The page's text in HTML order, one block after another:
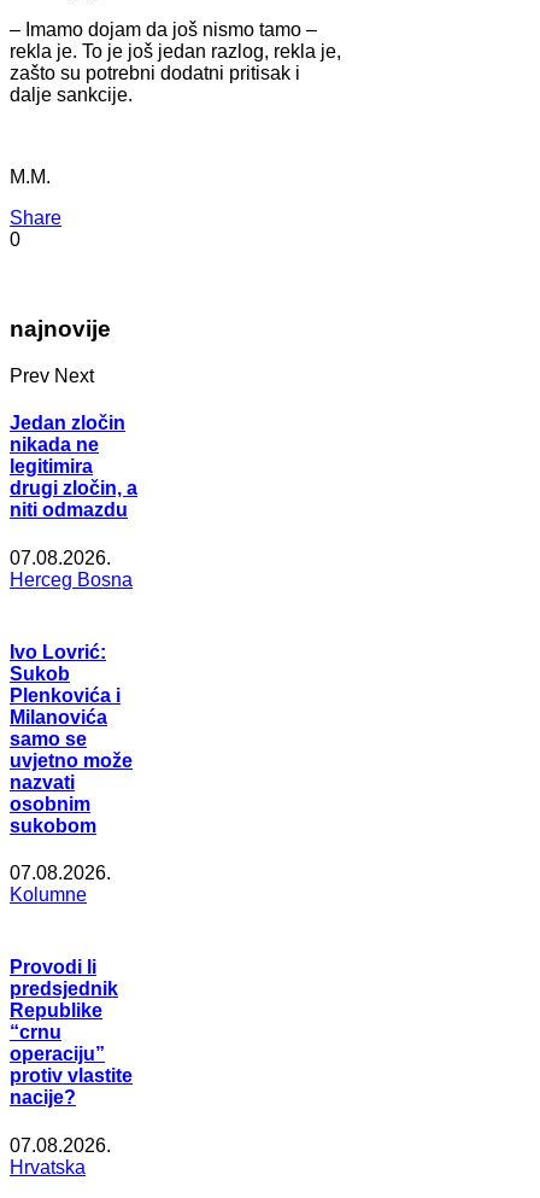
– Imamo dojam da još nismo tamo –
rekla je. To je još jedan razlog, rekla je,
zašto su potrebni dodatni pritisak i
dalje sankcije.
M.M.
Share
0
najnovije
Prev Next
Jedan zločin
nikada ne
legitimira
drugi zločin, a
niti odmazdu
07.08.2026.
Herceg Bosna
Ivo Lovrić:
Sukob
Plenkovića i
Milanovića
samo se
uvjetno može
nazvati
osobnim
sukobom
07.08.2026.
Kolumne
Provodi li
predsjednik
Republike
“crnu
operaciju”
protiv vlastite
nacije?
07.08.2026.
Hrvatska